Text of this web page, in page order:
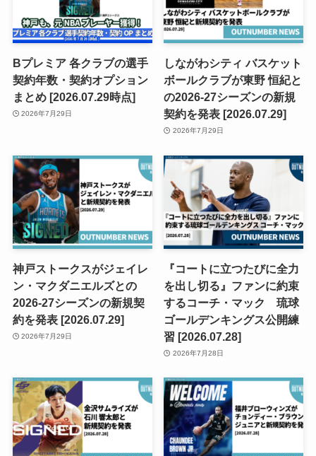
Bプレミア 各クラブの選手
契約年数・契約オプション
まとめ [2026.07.29時点]
2026年7月29日
しながわシティ バスケット
ボールクラブが東野 恒紀と
の2026-27シーズンの新規
契約を発表 [2026.07.29]
2026年7月29日
神戸ストークスがジェイレ
ン・マクダニエルズとの
2026-27シーズンの新規契
約を発表 [2026.07.29]
2026年7月29日
『コートに立つたびに全力
を出し切る』ファンに約束
するコーチ・マック 琉球
ゴールデンキングス公開練
習 [2026.07.28]
2026年7月28日